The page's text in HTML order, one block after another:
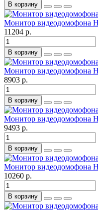
В корзину
Монитор видеодомофона
11204 р.
В корзину
Монитор видеодомофона
8903 р.
В корзину
Монитор видеодомофона
9493 р.
В корзину
Монитор видеодомофона
10260 р.
В корзину